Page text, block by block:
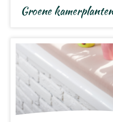
Groene kamerplanten